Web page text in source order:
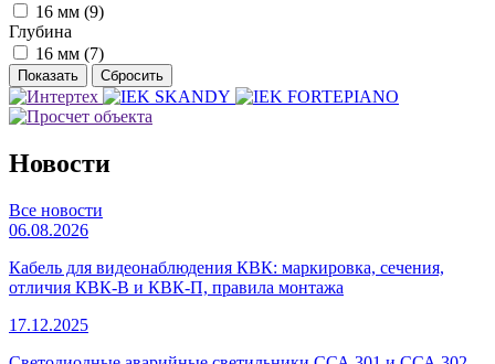
16 мм (9)
Глубина
16 мм (7)
Новости
Все новости
06.08.2026
Кабель для видеонаблюдения КВК: маркировка, сечения,
отличия КВК-В и КВК-П, правила монтажа
17.12.2025